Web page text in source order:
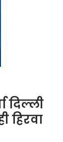
दिल्ली
हिरवा